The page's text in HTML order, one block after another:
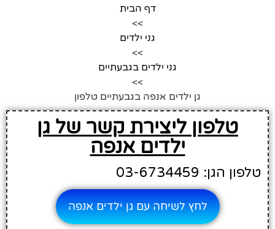
דף הבית
>>
גני ילדים
>>
גני ילדים בגבעתיים
>>
גן ילדים אנפה בגבעתיים טלפון
טלפון ליצירת קשר של גן
ילדים אנפה
טלפון הגן: 03-6734459
לחץ לשיחה עם גן ילדים אנפה